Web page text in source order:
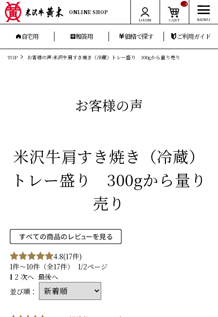
ONLINE SHOP
LOGIN CART
__ITM_CNT__
自宅用 贈答用 価格で探す ご利用ガイド
TOP お客様の声:米沢牛肩すき焼き（冷蔵）トレー盛り 300gから量り売り
お客様の声
米沢牛肩すき焼き（冷蔵）
トレー盛り 300gから量り
売り
4.8(17件)
1件～10件（全17件） 1/2ページ
1 2 次へ 最後へ
並び順：